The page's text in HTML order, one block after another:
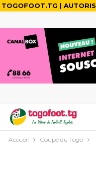
TOGOFOOT.TG |
Accueil Coupe du Togo